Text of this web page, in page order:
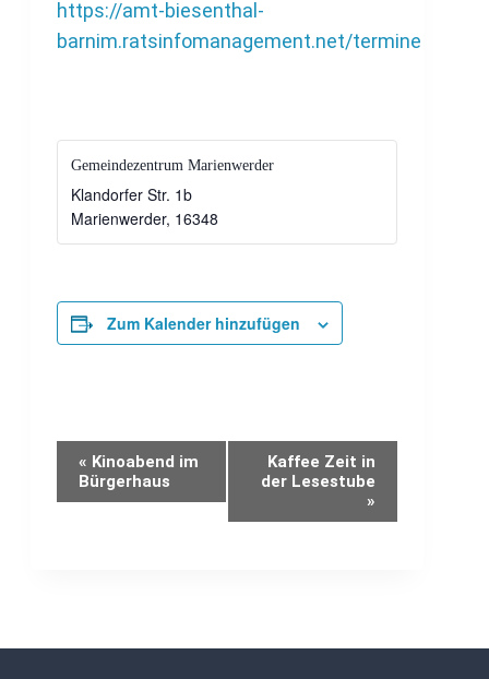
https://amt-biesenthal-
barnim.ratsinfomanagement.net/termine
Gemeindezentrum Marienwerder
Klandorfer Str. 1b
Marienwerder, 16348
Zum Kalender hinzufügen
Veranstaltung-
Navigation
« Kinoabend im
Bürgerhaus
Kaffee Zeit in
der Lesestube
»